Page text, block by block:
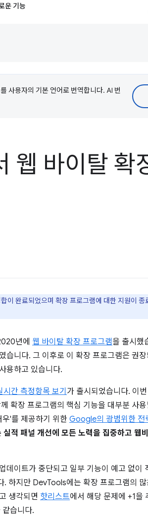
운 기능
사용자의 기본 언어로 번역합니다. AI 번
웹 바이탈 확
이 완료되었으며 확장 프로그램에 대한 지원이
년에 웹 바이탈 확장 프로그램을 출시했
습니다. 그 이후로 이 확장 프로그램은 권
용하고 있습니다.
시간 측정항목 보기 가 출시되었습니다. 이
확장 프로그램의 핵심 기능을 대부분 사
'를 제공하기 위한 Google의 광범위한 전
적 패널 개선에 모든 노력을 집중하고 웹
데이트가 중단되고 일부 기능이 예고 없이
하지만 DevTools에는 확장 프로그램의
생각되면 핫리스트에서 해당 문제에 +1을
습니다.